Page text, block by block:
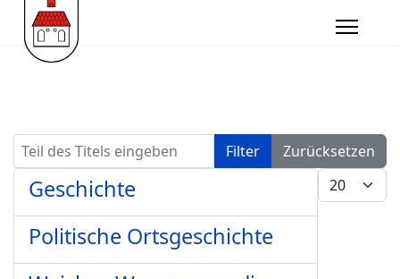
Teil des Titels eingeben Filter
Zurücksetzen
Anzeige #
Geschichte
Politische Ortsgeschichte